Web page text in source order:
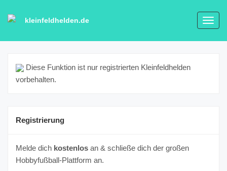
kleinfeldhelden.de
Diese Funktion ist nur registrierten Kleinfeldhelden
vorbehalten.
Registrierung
Melde dich kostenlos an & schließe dich der großen
Hobbyfußball-Plattform an.